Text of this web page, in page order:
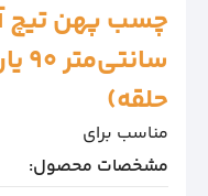
حلقه)
مناسب برای
مشخصات محصول: